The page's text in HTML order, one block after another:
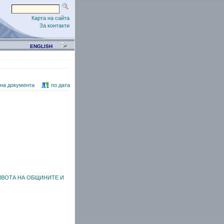
Карта на сайта
За контакти
ENGLISH
документа по дата
НА ОБЩИНИТЕ И